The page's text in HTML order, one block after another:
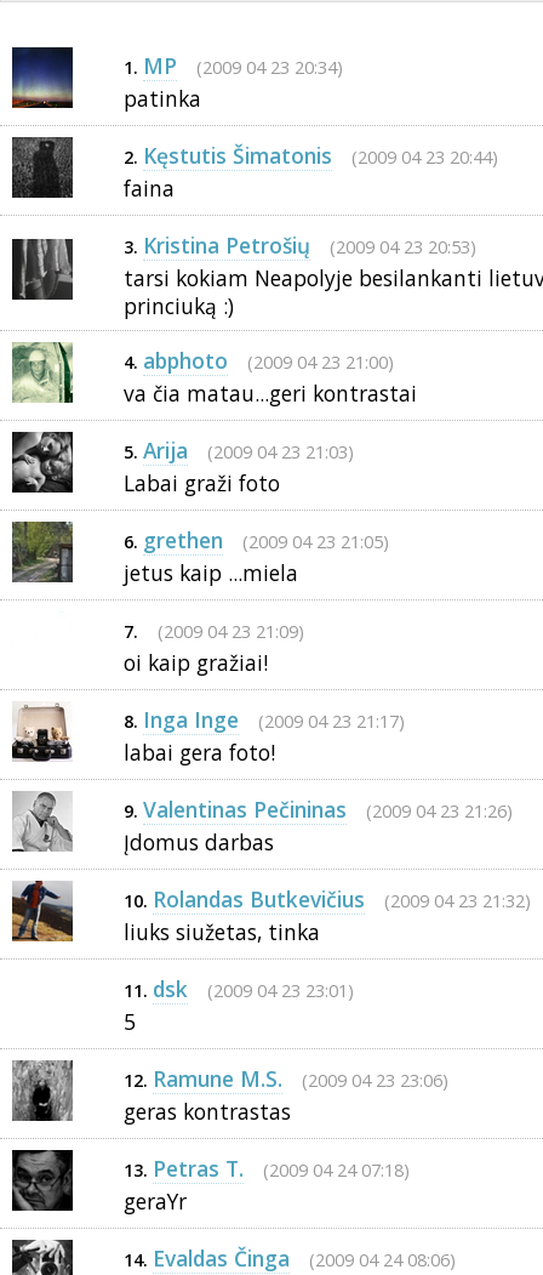
1. MP (2009 04 23 20:34)
patinka
2. Kęstutis Šimatonis (2009 04 23 20:44)
faina
3. Kristina Petrošių (2009 04 23 20:53)
tarsi kokiam Neapolyje besilankanti
princiuką :)
4. abphoto (2009 04 23 21:00)
va čia matau...geri kontrastai
5. Arija (2009 04 23 21:03)
Labai graži foto
6. grethen (2009 04 23 21:05)
jetus kaip ...miela
7. (2009 04 23 21:09)
oi kaip gražiai!
8. Inga Inge (2009 04 23 21:17)
labai gera foto!
9. Valentinas Pečininas (2009 04 23 21:26)
Įdomus darbas
10. Rolandas Butkevičius (2009 04 23 21:32)
liuks siužetas, tinka
11. dsk (2009 04 23 23:01)
5
12. Ramune M.S. (2009 04 23 23:06)
geras kontrastas
13. Petras T. (2009 04 24 07:18)
geraYr
14. Evaldas Činga (2009 04 24 08:06)